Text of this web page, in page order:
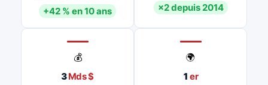
+42 % en 10 ans
×2 depuis 2014
💰
3Mds $
🌍
1 er